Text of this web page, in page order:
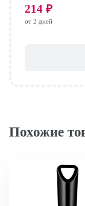
214 ₽
от 2 дней
Похожие